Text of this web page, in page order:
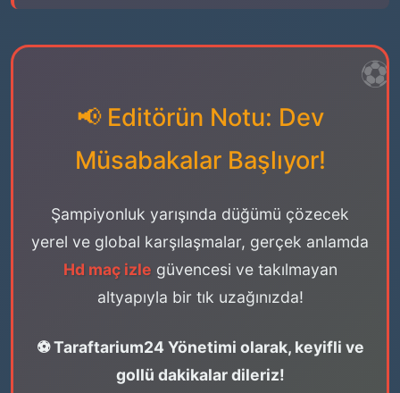
📢 Editörün Notu: Dev
Müsabakalar Başlıyor!
Şampiyonluk yarışında düğümü çözecek
yerel ve global karşılaşmalar, gerçek anlamda
Hd maç izle güvencesi ve takılmayan
altyapıyla bir tık uzağınızda!
⚽ Taraftarium24 Yönetimi olarak, keyifli ve
gollü dakikalar dileriz!